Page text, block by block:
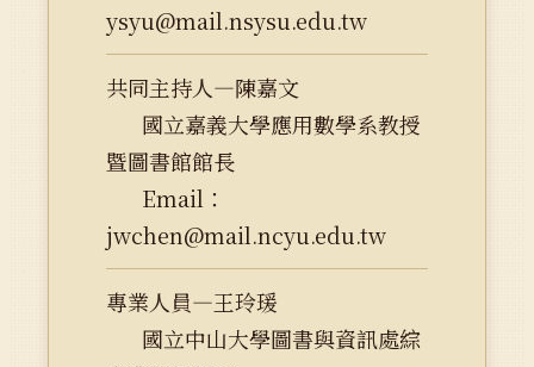
ysyu@mail.nsysu.edu.tw
共同主持人—陳嘉文
國立嘉義大學應用數學系教授
暨圖書館館長
Email：
jwchen@mail.ncyu.edu.tw
專業人員—王玲瑗
國立中山大學圖書與資訊處綜